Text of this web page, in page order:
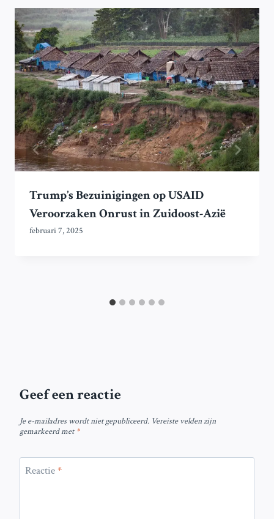
Trump’s Bezuinigingen op USAID
Veroorzaken Onrust in Zuidoost-Azië
februari 7, 2025
Geef een reactie
Je e-mailadres wordt niet gepubliceerd. Vereiste velden zijn
gemarkeerd met*
Reactie*